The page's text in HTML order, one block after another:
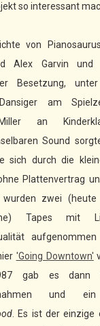
so interessant
von
Alex Garvin und
Besetzung,
am
an
Sound
sich durch die
Plattenvertrag
wurden zwei
Tapes mit
'Going Downtown'
gab es dann
und
. Es ist der